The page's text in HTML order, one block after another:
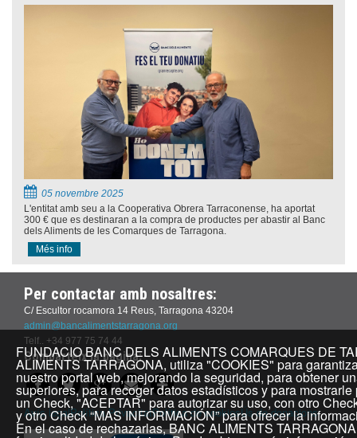
05 novembre 2025
L'entitat amb seu a la Cooperativa Obrera Tarraconense, ha aportat
300 € que es destinaran a la compra de productes per abastir al Banc
dels Aliments de les Comarques de Tarragona.
Més info
Per contactar amb nosaltres:
C/ Escultor rocamora 14 Reus, Tarragona 43204
admin@bancalimentstarragona.org
Telf.. +34 977 75 74 44
Comparteix la pàgina:
Avís legalPolítica PrivacitatPolítica de cookiesÚs de donacions
FUNDACIO BANC DELS ALIMENTS COMARQUES DE
ALIMENTS TARRAGONA, utiliza "COOKIES" para
nuestro portal web, mejorando la seguridad, para obtener
superiores, para recoger datos estadísticos y para
un Check, "ACEPTAR" para autorizar su uso, con otro
y otro Check “MAS INFORMACIÓN” para ofrecer la
En el caso de rechazarlas, BANC ALIMENTS